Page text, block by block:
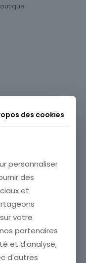
ROUMANIE AL
ORASCU
SCANCumulez vos
en visitant ma
de réduire vos
des cookies
personnaliser
des
et
votre
partenaires
et d'analyse,
d'autres